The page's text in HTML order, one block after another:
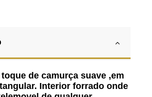
de camurça suave ,em
Interior forrado onde